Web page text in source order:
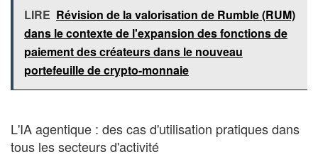
LIRE Révision de la valorisation de Rumble (RUM)
dans le contexte de l'expansion des fonctions de
paiement des créateurs dans le nouveau
portefeuille de crypto-monnaie
L'IA agentique : des cas d'utilisation pratiques dans
tous les secteurs d'activité